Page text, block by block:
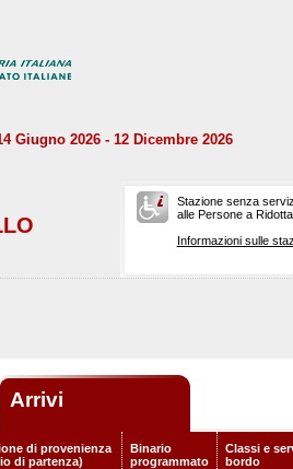
Giugno 2026 - 12 Dicembre 2026
Stazione senza
alle Persone a
Informazioni sulle
Arrivi
di provenienza
di partenza)
Binario
programmato
Classi e
bordo